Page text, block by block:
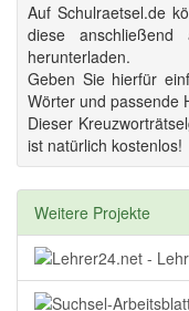
Auf Schulraetsel.de
diese
herunterladen.
Geben Sie hierfür
Wörter und passende
Dieser
ist natürlich kostenlos!
Weitere Projekte